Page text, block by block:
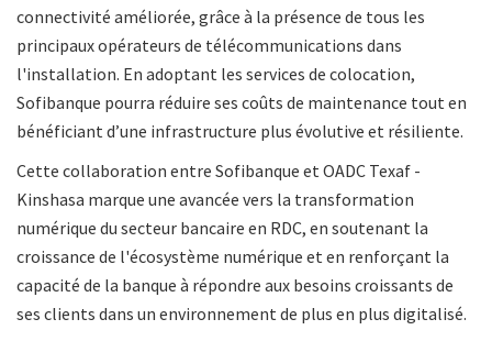
connectivité améliorée, grâce à la présence de tous les
principaux opérateurs de télécommunications dans
l'installation. En adoptant les services de colocation,
Sofibanque pourra réduire ses coûts de maintenance tout en
bénéficiant d’une infrastructure plus évolutive et résiliente.
Cette collaboration entre Sofibanque et OADC Texaf -
Kinshasa marque une avancée vers la transformation
numérique du secteur bancaire en RDC, en soutenant la
croissance de l'écosystème numérique et en renforçant la
capacité de la banque à répondre aux besoins croissants de
ses clients dans un environnement de plus en plus digitalisé.